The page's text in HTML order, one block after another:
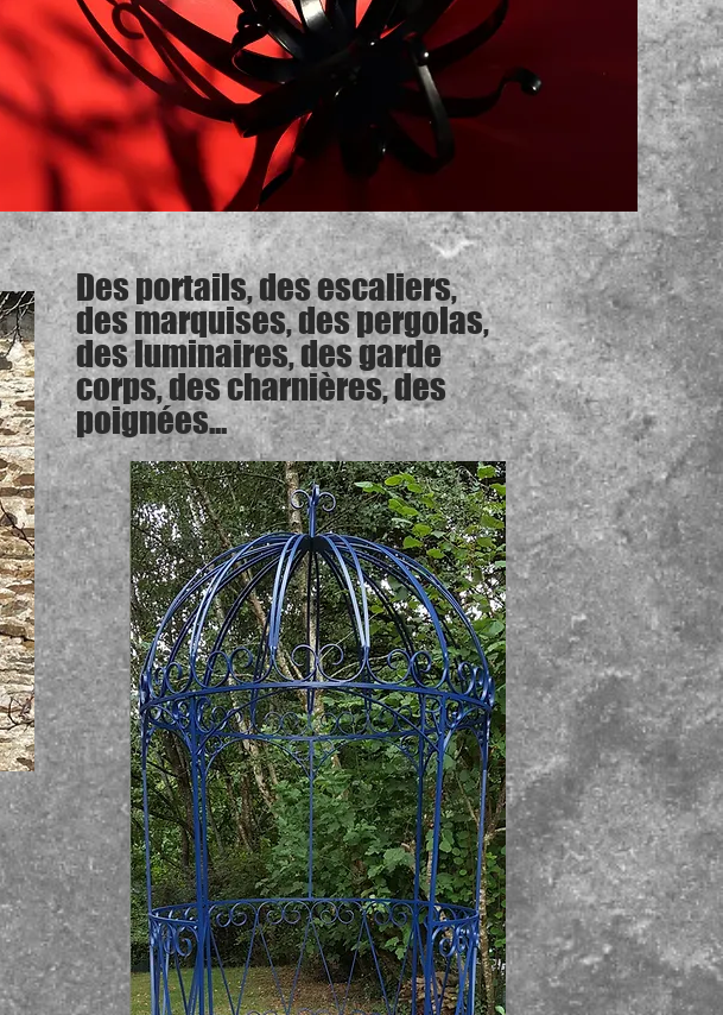
Des portails, des escaliers,
des marquises, des pergolas,
des luminaires, des garde
corps, des charnières, des
poignées...